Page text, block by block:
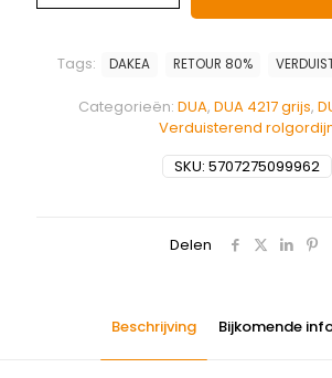
SKU: 5707275099962
Categorieën: DUA, DUA 4217 grijs,
Verduisterend
Tags: DAKEA RETOUR 80%
Delen
Beschrijving Bijkomende